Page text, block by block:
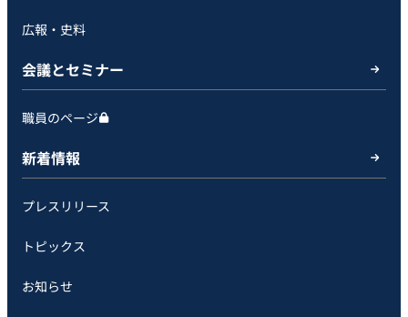
広報・史料
会議とセミナー
職員のページ
新着情報
プレスリリース
トピックス
お知らせ